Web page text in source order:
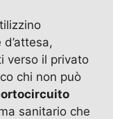
d’attesa,
verso il privato
chi non può
sanitario che